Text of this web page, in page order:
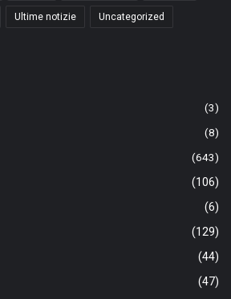
Ultime notizie Uncategorized
(3)
(8)
(643)
(106)
(6)
(129)
(44)
(47)